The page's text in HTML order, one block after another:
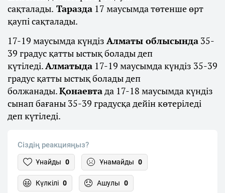
сақталады. Таразда 17 маусымда төтенше өрт
қаупі сақталады.
17-19 маусымда күндіз Алматы облысында 35-
39 градус қатты ыстық болады деп
күтіледі.Алматыда 17-19 маусымда күндіз 35-39
градус қатты ыстық болады деп
болжанады.Қонаевта да 17-18 маусымда күндіз
сынап бағаны 35-39 градусқа дейін көтеріледі
деп күтіледі.
Сіздің реакцияңыз?
Ұнайды 0 Ұнамайды 0
Күлкілі 0 Ашулы 0